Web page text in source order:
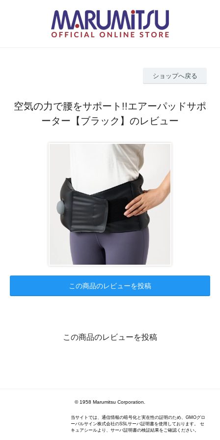
ショップへ戻る
空気の力で腰をサポート!!エアーパッドサポ
ーター【ブラック】のレビュー
この商品のレビューを投稿
この商品のレビューを投稿
© 1958 Marumitsu Corporation.
当サイトでは、通信情報の暗号化と実在性の証明のため、GMOグロ
ーバルサイン株式会社のSSLサーバ証明書を使用しております。 セ
キュアシールより、サーバ証明書の検証結果をご確認ください。